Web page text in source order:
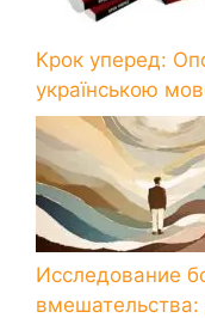
Крок уперед:
українською
Исследование